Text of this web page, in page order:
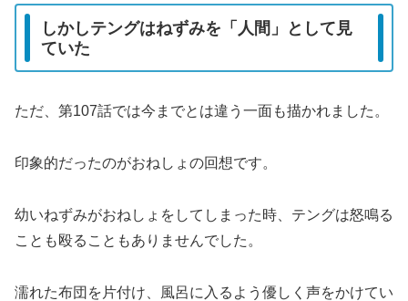
しかしテングはねずみを「人間」として見
ていた
ただ、第107話では今までとは違う一面も描かれました。
印象的だったのがおねしょの回想です。
幼いねずみがおねしょをしてしまった時、テングは怒鳴る
ことも殴ることもありませんでした。
濡れた布団を片付け、風呂に入るよう優しく声をかけてい